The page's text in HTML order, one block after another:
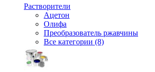
Растворители
Ацетон
Олифа
Преобразователь ржавчины
Все категории (8)